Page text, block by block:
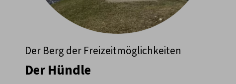
Der Berg der Freizeitmöglichkeiten
Der Hündle